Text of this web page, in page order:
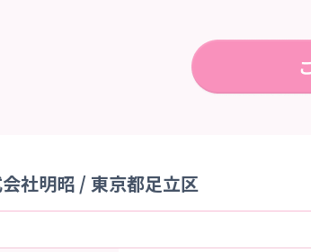
社明昭 / 東京都足立区